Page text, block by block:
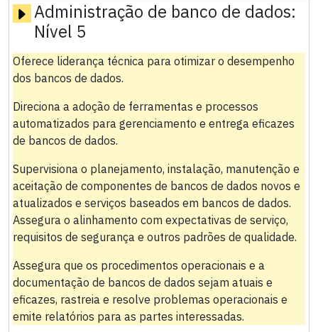
Administração de banco de dados:
Nível 5
Oferece liderança técnica para otimizar o desempenho
dos bancos de dados.
Direciona a adoção de ferramentas e processos
automatizados para gerenciamento e entrega eficazes
de bancos de dados.
Supervisiona o planejamento, instalação, manutenção e
aceitação de componentes de bancos de dados novos e
atualizados e serviços baseados em bancos de dados.
Assegura o alinhamento com expectativas de serviço,
requisitos de segurança e outros padrões de qualidade.
Assegura que os procedimentos operacionais e a
documentação de bancos de dados sejam atuais e
eficazes, rastreia e resolve problemas operacionais e
emite relatórios para as partes interessadas.